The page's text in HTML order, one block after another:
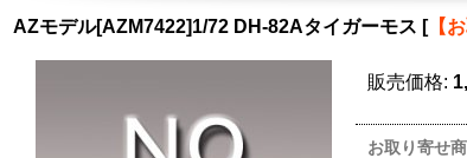
AZモデル[AZM7422]1/72 DH-82Aタイガーモス [【
販売価格:
お取り寄せ